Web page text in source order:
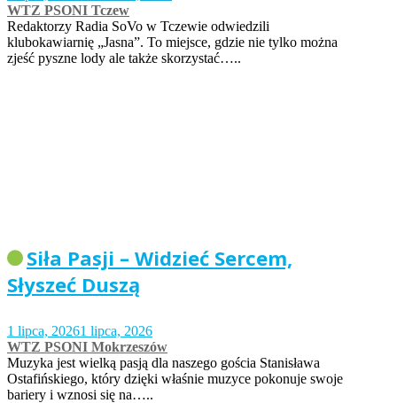
WTZ PSONI Tczew
Redaktorzy Radia SoVo w Tczewie odwiedzili
klubokawiarnię „Jasna”. To miejsce, gdzie nie tylko można
zjeść pyszne lody ale także skorzystać…..
Siła Pasji – Widzieć Sercem,
Słyszeć Duszą
1 lipca, 20261 lipca, 2026
WTZ PSONI Mokrzeszów
Muzyka jest wielką pasją dla naszego gościa Stanisława
Ostafińskiego, który dzięki właśnie muzyce pokonuje swoje
bariery i wznosi się na…..